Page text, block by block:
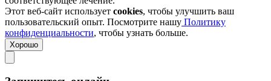
Этот веб-сайт использует cookies, чтобы улучшить ваш
пользовательский опыт. Посмотрите нашу Политику
конфиденциальности, чтобы узнать больше.
Хорошо